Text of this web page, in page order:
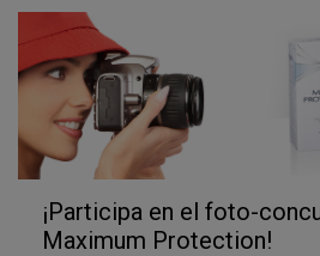
¡Participa en el foto-
Maximum Protection!